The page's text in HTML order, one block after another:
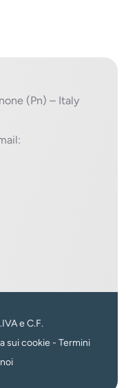
(Pn) – Italy
e C.F.
sui cookie - Termini